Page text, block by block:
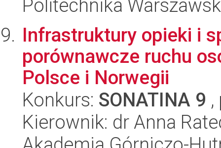
Politechnika
Infrastruktury opieki i
porównawcze ruchu
Polsce i Norwegii
Konkurs: SONATINA 9
Kierownik: dr Anna